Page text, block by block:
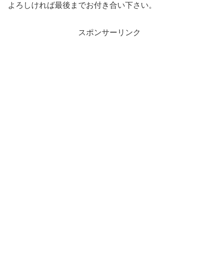
よろしければ最後までお付き合い下さい。
スポンサーリンク